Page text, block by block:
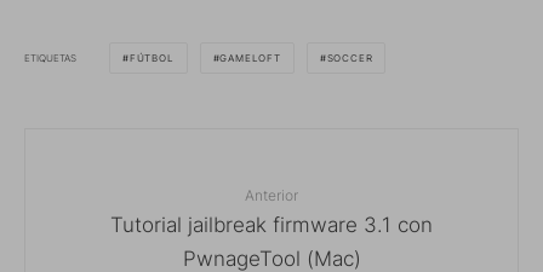
ETIQUETAS FÚTBOL GAMELOFT SOCCER
Anterior
Tutorial jailbreak firmware 3.1 con
PwnageTool (Mac)